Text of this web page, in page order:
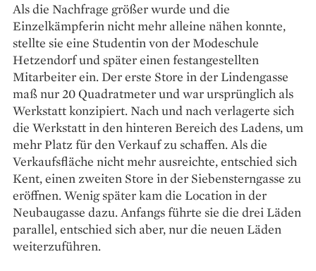
Als die Nachfrage größer wurde und die
Einzelkämpferin nicht mehr alleine nähen konnte,
stellte sie eine Studentin von der Modeschule
Hetzendorf und später einen festangestellten
Mitarbeiter ein. Der erste Store in der Lindengasse
maß nur 20 Quadratmeter und war ursprünglich als
Werkstatt konzipiert. Nach und nach verlagerte sich
die Werkstatt in den hinteren Bereich des Ladens, um
mehr Platz für den Verkauf zu schaffen. Als die
Verkaufsfläche nicht mehr ausreichte, entschied sich
Kent, einen zweiten Store in der Siebensterngasse zu
eröffnen. Wenig später kam die Location in der
Neubaugasse dazu. Anfangs führte sie die drei Läden
parallel, entschied sich aber, nur die neuen Läden
weiterzuführen.